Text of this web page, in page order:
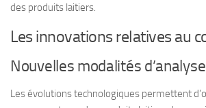
des produits laitiers.
Les innovations relatives au
Nouvelles modalités d’analyse
Les évolutions technologiques permettent